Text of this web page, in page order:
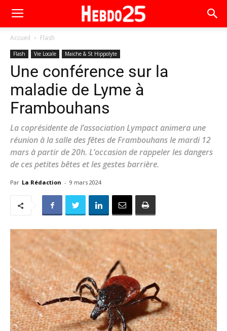
Accueil Flash
Flash Vie Locale Maiche & St Hippolyte
Une conférence sur la
maladie de Lyme à
Frambouhans
La coprésidente de l’association Lympact animera une
réunion à la salle des fêtes de Frambouhans le mardi 12
mars à partir de 20h. L’occasion de rappeler les dangers
de ces petites bêtes et les gestes barrière.
Par La Rédaction - 9 mars 2024